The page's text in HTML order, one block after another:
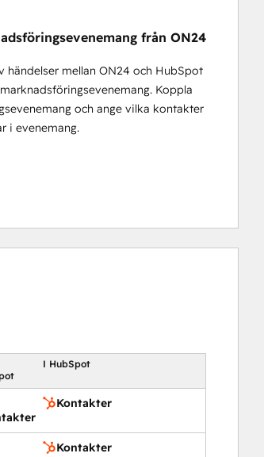
från ON24
händelser mellan ON24 och HubSpot
Koppla
och ange vilka kontakter
i evenemang.
I HubSpot
Kontakter
Kontakter